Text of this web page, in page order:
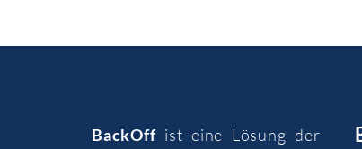
BackOffist eine Lösung der